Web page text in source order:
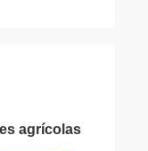
agrícolas